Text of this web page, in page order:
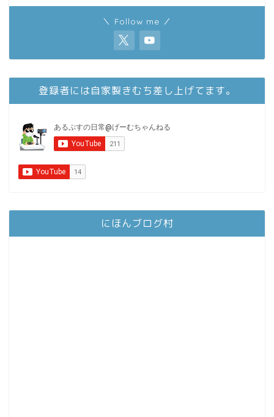
＼ Follow me ／
登録者には自家製きむち差し上げてます。
にほんブログ村